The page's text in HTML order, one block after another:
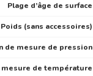
Plage d’âge de surface
Poids (sans accessoires)
de mesure de pression
mesure de température